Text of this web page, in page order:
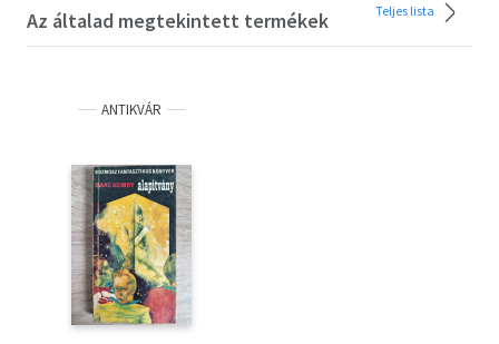
Az általad megtekintett termékek Teljes lista
ANTIKVÁR